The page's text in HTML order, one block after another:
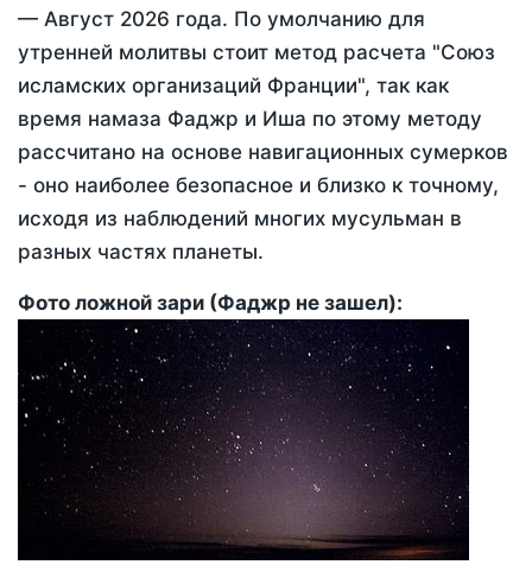
— Август 2026 года. По умолчанию для
утренней молитвы стоит метод расчета "Союз
исламских организаций Франции", так как
время намаза Фаджр и Иша по этому методу
рассчитано на основе навигационных сумерков
- оно наиболее безопасное и близко к точному,
исходя из наблюдений многих мусульман в
разных частях планеты.
Фото ложной зари (Фаджр не зашел):